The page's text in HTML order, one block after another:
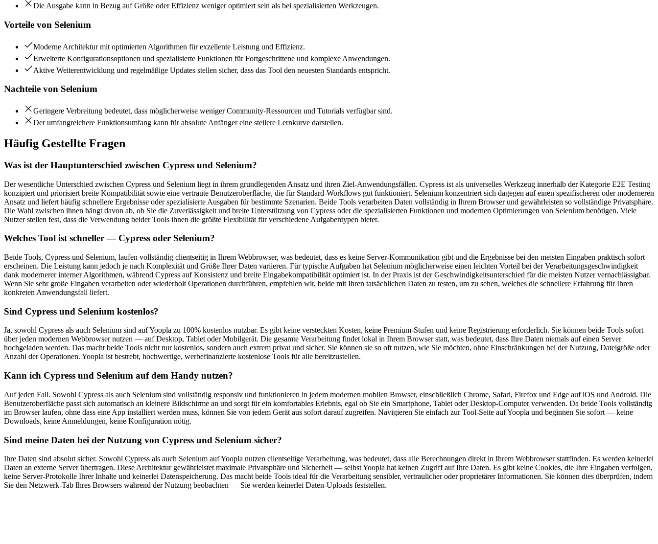
Die Ausgabe kann in Bezug auf Größe oder Effizienz weniger optimiert sein als bei spezialisierten Werkzeugen.
Vorteile von Selenium
Moderne Architektur mit optimierten Algorithmen für exzellente Leistung und Effizienz.
Erweiterte Konfigurationsoptionen und spezialisierte Funktionen für Fortgeschrittene und komplexe Anwendungen.
Aktive Weiterentwicklung und regelmäßige Updates stellen sicher, dass das Tool den neuesten Standards entspricht.
Nachteile von Selenium
Geringere Verbreitung bedeutet, dass möglicherweise weniger Community-Ressourcen und Tutorials verfügbar sind.
Der umfangreichere Funktionsumfang kann für absolute Anfänger eine steilere Lernkurve darstellen.
Häufig Gestellte Fragen
Was ist der Hauptunterschied zwischen Cypress und Selenium?
Der wesentliche Unterschied zwischen Cypress und Selenium liegt in ihrem grundlegenden Ansatz und ihren Ziel-Anwendungsfällen. Cypress ist als universelles Werkzeug innerhalb der Kategorie E2E Testing
konzipiert und priorisiert breite Kompatibilität sowie eine vertraute Benutzeroberfläche, die für Standard-Workflows gut funktioniert. Selenium konzentriert sich dagegen auf einen spezifischeren oder moderneren
Ansatz und liefert häufig schnellere Ergebnisse oder spezialisierte Ausgaben für bestimmte Szenarien. Beide Tools verarbeiten Daten vollständig in Ihrem Browser und gewährleisten so vollständige Privatsphäre.
Die Wahl zwischen ihnen hängt davon ab, ob Sie die Zuverlässigkeit und breite Unterstützung von Cypress oder die spezialisierten Funktionen und modernen Optimierungen von Selenium benötigen. Viele
Nutzer stellen fest, dass die Verwendung beider Tools ihnen die größte Flexibilität für verschiedene Aufgabentypen bietet.
Welches Tool ist schneller — Cypress oder Selenium?
Beide Tools, Cypress und Selenium, laufen vollständig clientseitig in Ihrem Webbrowser, was bedeutet, dass es keine Server-Kommunikation gibt und die Ergebnisse bei den meisten Eingaben praktisch sofort
erscheinen. Die Leistung kann jedoch je nach Komplexität und Größe Ihrer Daten variieren. Für typische Aufgaben hat Selenium möglicherweise einen leichten Vorteil bei der Verarbeitungsgeschwindigkeit
dank modernerer interner Algorithmen, während Cypress auf Konsistenz und breite Eingabekompatibilität optimiert ist. In der Praxis ist der Geschwindigkeitsunterschied für die meisten Nutzer vernachlässigbar.
Wenn Sie sehr große Eingaben verarbeiten oder wiederholt Operationen durchführen, empfehlen wir, beide mit Ihren tatsächlichen Daten zu testen, um zu sehen, welches die schnellere Erfahrung für Ihren
konkreten Anwendungsfall liefert.
Sind Cypress und Selenium kostenlos?
Ja, sowohl Cypress als auch Selenium sind auf Yoopla zu 100% kostenlos nutzbar. Es gibt keine versteckten Kosten, keine Premium-Stufen und keine Registrierung erforderlich. Sie können beide Tools sofort
über jeden modernen Webbrowser nutzen — auf Desktop, Tablet oder Mobilgerät. Die gesamte Verarbeitung findet lokal in Ihrem Browser statt, was bedeutet, dass Ihre Daten niemals auf einen Server
hochgeladen werden. Das macht beide Tools nicht nur kostenlos, sondern auch extrem privat und sicher. Sie können sie so oft nutzen, wie Sie möchten, ohne Einschränkungen bei der Nutzung, Dateigröße oder
Anzahl der Operationen. Yoopla ist bestrebt, hochwertige, werbefinanzierte kostenlose Tools für alle bereitzustellen.
Kann ich Cypress und Selenium auf dem Handy nutzen?
Auf jeden Fall. Sowohl Cypress als auch Selenium sind vollständig responsiv und funktionieren in jedem modernen mobilen Browser, einschließlich Chrome, Safari, Firefox und Edge auf iOS und Android. Die
Benutzeroberfläche passt sich automatisch an kleinere Bildschirme an und sorgt für ein komfortables Erlebnis, egal ob Sie ein Smartphone, Tablet oder Desktop-Computer verwenden. Da beide Tools vollständig
im Browser laufen, ohne dass eine App installiert werden muss, können Sie von jedem Gerät aus sofort darauf zugreifen. Navigieren Sie einfach zur Tool-Seite auf Yoopla und beginnen Sie sofort — keine
Downloads, keine Anmeldungen, keine Konfiguration nötig.
Sind meine Daten bei der Nutzung von Cypress und Selenium sicher?
Ihre Daten sind absolut sicher. Sowohl Cypress als auch Selenium auf Yoopla nutzen clientseitige Verarbeitung, was bedeutet, dass alle Berechnungen direkt in Ihrem Webbrowser stattfinden. Es werden keinerlei
Daten an externe Server übertragen. Diese Architektur gewährleistet maximale Privatsphäre und Sicherheit — selbst Yoopla hat keinen Zugriff auf Ihre Daten. Es gibt keine Cookies, die Ihre Eingaben verfolgen,
keine Server-Protokolle Ihrer Inhalte und keinerlei Datenspeicherung. Das macht beide Tools ideal für die Verarbeitung sensibler, vertraulicher oder proprietärer Informationen. Sie können dies überprüfen, indem
Sie den Netzwerk-Tab Ihres Browsers während der Nutzung beobachten — Sie werden keinerlei Daten-Uploads feststellen.